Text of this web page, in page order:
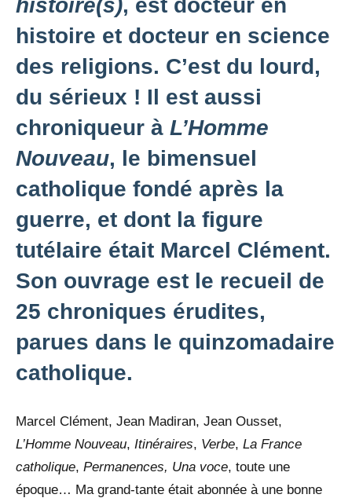
histoire(s), est docteur en
histoire et docteur en science
des religions. C’est du lourd,
du sérieux ! Il est aussi
chroniqueur à L’Homme
Nouveau, le bimensuel
catholique fondé après la
guerre, et dont la figure
tutélaire était Marcel Clément.
Son ouvrage est le recueil de
25 chroniques érudites,
parues dans le quinzomadaire
catholique.
Marcel Clément, Jean Madiran, Jean Ousset,
L’Homme Nouveau, Itinéraires, Verbe, La France
catholique, Permanences, Una voce, toute une
époque… Ma grand-tante était abonnée à une bonne